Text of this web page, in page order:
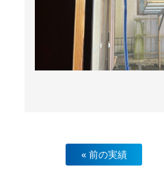
« 前の実績